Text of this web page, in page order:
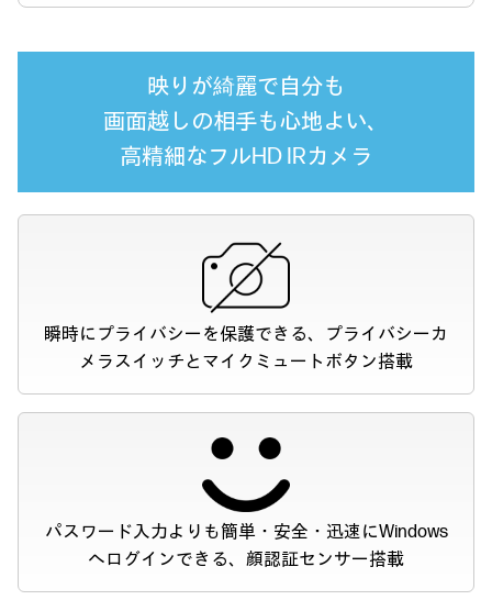
映りが綺麗で自分も
画面越しの相手も心地よい、
高精細なフルHD IRカメラ
瞬時にプライバシーを保護できる、
プライバシーカ
メラスイッチとマイクミュートボタン搭載
パスワード入力よりも簡単・安全・迅速にWindows
へログインできる、顔認証センサー搭載